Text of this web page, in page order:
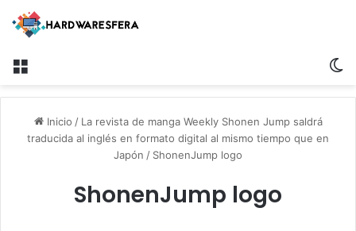
Inicio / La revista de manga Weekly Shonen Jump saldrá
traducida al inglés en formato digital al mismo tiempo que en
Japón / ShonenJump logo
ShonenJump logo